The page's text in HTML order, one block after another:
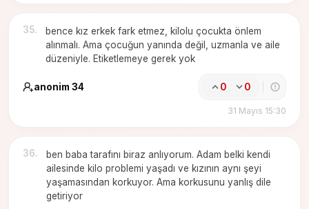
35.
bence kız erkek fark etmez, kilolu çocukta önlem
alınmalı. Ama çocuğun yanında değil, uzmanla ve aile
düzeniyle. Etiketlemeye gerek yok
anonim 34 0 0
31 Mayıs 15:30
36.
ben baba tarafını biraz anlıyorum. Adam belki kendi
ailesinde kilo problemi yaşadı ve kızının aynı şeyi
yaşamasından korkuyor. Ama korkusunu yanlış dile
getiriyor